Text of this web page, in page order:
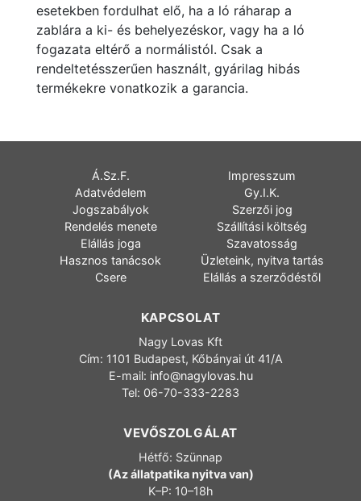
esetekben fordulhat elő, ha a ló ráharap a
zablára a ki- és behelyezéskor, vagy ha a ló
fogazata eltérő a normálistól. Csak a
rendeltetésszerűen használt, gyárilag hibás
termékekre vonatkozik a garancia.
Á.Sz.F.
Impresszum
Adatvédelem
Gy.I.K.
Jogszabályok
Szerzői jog
Rendelés menete
Szállítási költség
Elállás joga
Szavatosság
Hasznos tanácsok
Üzleteink, nyitva tartás
Csere
Elállás a szerződéstől
KAPCSOLAT
Nagy Lovas Kft
Cím: 1101 Budapest, Kőbányai út 41/A
E-mail: info@nagylovas.hu
Tel: 06-70-333-2283
VEVŐSZOLGÁLAT
Hétfő: Szünnap
(Az állatpatika nyitva van)
K–P: 10–18h